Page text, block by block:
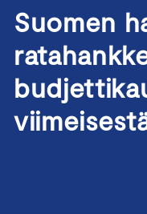
Suomen